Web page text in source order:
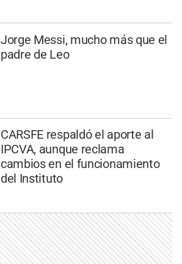
Jorge Messi, mucho más que el
padre de Leo
CARSFE respaldó el aporte al
IPCVA, aunque reclama
cambios en el funcionamiento
del Instituto